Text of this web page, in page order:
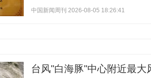
中国新闻周刊 2026-08-05 18:26:41
台风"白海豚"中心附近最大